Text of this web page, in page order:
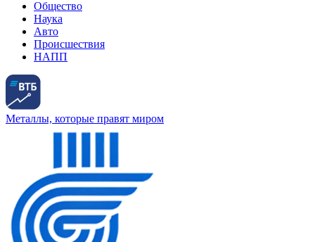
Общество
Наука
Авто
Происшествия
НАПП
Металлы, которые правят миром